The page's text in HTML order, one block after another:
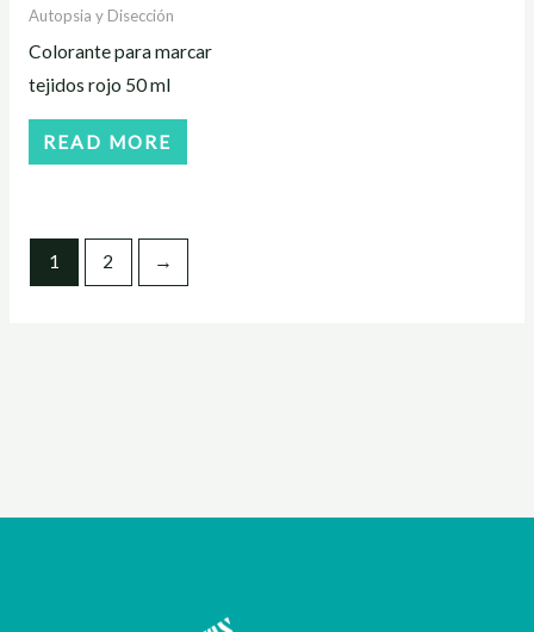
Autopsia y Disección
Colorante para marcar
tejidos rojo 50 ml
READ MORE
1 2 →